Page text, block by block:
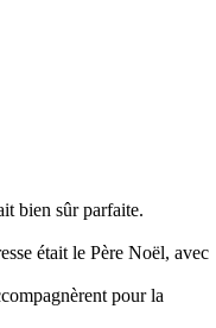
bien sûr parfaite.
était le Père Noël, avec
pour la